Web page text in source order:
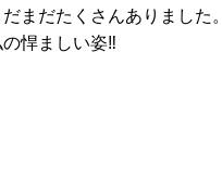
まだたくさんありました。
悍ましい姿‼️